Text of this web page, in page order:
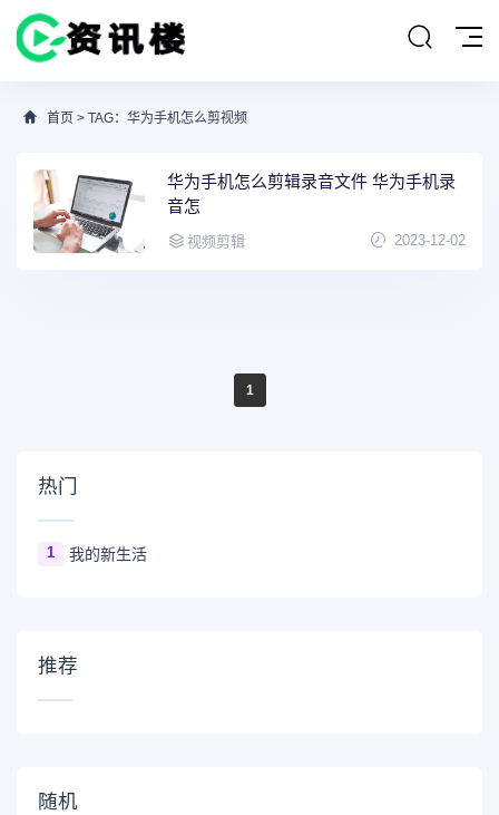
首页 > TAG：华为手机怎么剪视频
华为手机怎么剪辑录音文件 华为手机录
音怎
视频剪辑 2023-12-02
1
热门
1 我的新生活
推荐
随机